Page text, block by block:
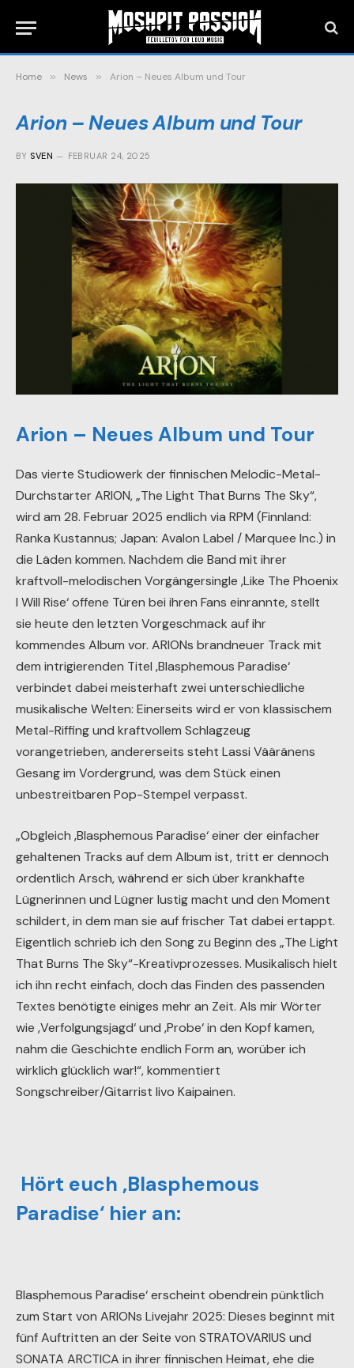
Home » News » Arion – Neues Album und Tour
Arion – Neues Album und Tour
BY SVEN FEBRUAR 24, 2025
Arion – Neues Album und Tour
Das vierte Studiowerk der finnischen Melodic-Metal-
Durchstarter ARION, „The Light That Burns The Sky“,
wird am 28. Februar 2025 endlich via RPM (Finnland:
Ranka Kustannus; Japan: Avalon Label / Marquee Inc.) in
die Läden kommen. Nachdem die Band mit ihrer
kraftvoll-melodischen Vorgängersingle ‚Like The Phoenix
I Will Rise‘ offene Türen bei ihren Fans einrannte, stellt
sie heute den letzten Vorgeschmack auf ihr
kommendes Album vor. ARIONs brandneuer Track mit
dem intrigierenden Titel ‚Blasphemous Paradise‘
verbindet dabei meisterhaft zwei unterschiedliche
musikalische Welten: Einerseits wird er von klassischem
Metal-Riffing und kraftvollem Schlagzeug
vorangetrieben, andererseits steht Lassi Vääränens
Gesang im Vordergrund, was dem Stück einen
unbestreitbaren Pop-Stempel verpasst.
„Obgleich ‚Blasphemous Paradise‘ einer der einfacher
gehaltenen Tracks auf dem Album ist, tritt er dennoch
ordentlich Arsch, während er sich über krankhafte
Lügnerinnen und Lügner lustig macht und den Moment
schildert, in dem man sie auf frischer Tat dabei ertappt.
Eigentlich schrieb ich den Song zu Beginn des „The Light
That Burns The Sky“-Kreativprozesses. Musikalisch hielt
ich ihn recht einfach, doch das Finden des passenden
Textes benötigte einiges mehr an Zeit. Als mir Wörter
wie ‚Verfolgungsjagd‘ und ‚Probe‘ in den Kopf kamen,
nahm die Geschichte endlich Form an, worüber ich
wirklich glücklich war!“, kommentiert
Songschreiber/Gitarrist Iivo Kaipainen.
Hört euch ‚Blasphemous
Paradise‘ hier an:
Blasphemous Paradise‘ erscheint obendrein pünktlich
zum Start von ARIONs Livejahr 2025: Dieses beginnt mit
fünf Auftritten an der Seite von STRATOVARIUS und
SONATA ARCTICA in ihrer finnischen Heimat, ehe die